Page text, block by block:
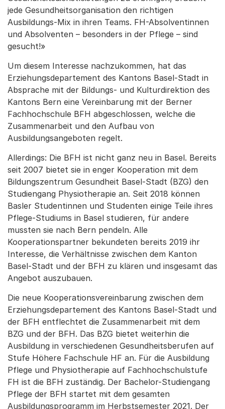
jede Gesundheitsorganisation den richtigen
Ausbildungs-Mix in ihren Teams. FH-Absolventinnen
und Absolventen – besonders in der Pflege – sind
gesucht!»
Um diesem Interesse nachzukommen, hat das
Erziehungsdepartement des Kantons Basel-Stadt in
Absprache mit der Bildungs- und Kulturdirektion des
Kantons Bern eine Vereinbarung mit der Berner
Fachhochschule BFH abgeschlossen, welche die
Zusammenarbeit und den Aufbau von
Ausbildungsangeboten regelt.
Allerdings: Die BFH ist nicht ganz neu in Basel. Bereits
seit 2007 bietet sie in enger Kooperation mit dem
Bildungszentrum Gesundheit Basel-Stadt (BZG) den
Studiengang Physiotherapie an. Seit 2018 können
Basler Studentinnen und Studenten einige Teile ihres
Pflege-Studiums in Basel studieren, für andere
mussten sie nach Bern pendeln. Alle
Kooperationspartner bekundeten bereits 2019 ihr
Interesse, die Verhältnisse zwischen dem Kanton
Basel-Stadt und der BFH zu klären und insgesamt das
Angebot auszubauen.
Die neue Kooperationsvereinbarung zwischen dem
Erziehungsdepartement des Kantons Basel-Stadt und
der BFH entflechtet die Zusammenarbeit mit dem
BZG und der BFH. Das BZG bietet weiterhin die
Ausbildung in verschiedenen Gesundheitsberufen auf
Stufe Höhere Fachschule HF an. Für die Ausbildung
Pflege und Physiotherapie auf Fachhochschulstufe
FH ist die BFH zuständig. Der Bachelor-Studiengang
Pflege der BFH startet mit dem gesamten
Ausbildungsprogramm im Herbstsemester 2021. Der